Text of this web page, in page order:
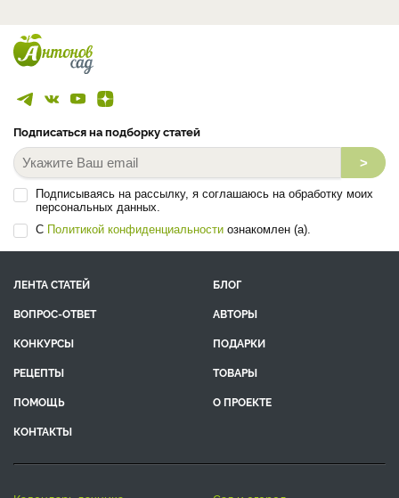
Подписаться на подборку статей
>
Подписываясь на рассылку, я соглашаюсь на обработку моих
персональных данных.
С Политикой конфиденциальности ознакомлен (а).
ЛЕНТА СТАТЕЙ
БЛОГ
ВОПРОС-ОТВЕТ
АВТОРЫ
КОНКУРСЫ
ПОДАРКИ
РЕЦЕПТЫ
ТОВАРЫ
ПОМОЩЬ
О ПРОЕКТЕ
КОНТАКТЫ